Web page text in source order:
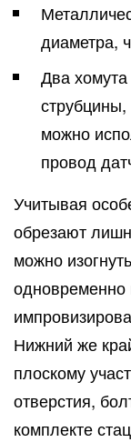
диаметра,
Два
можно
провод
Учитывая
обрезают
можно
одновременно
Нижний же
плоскому
отверстия,
комплекте